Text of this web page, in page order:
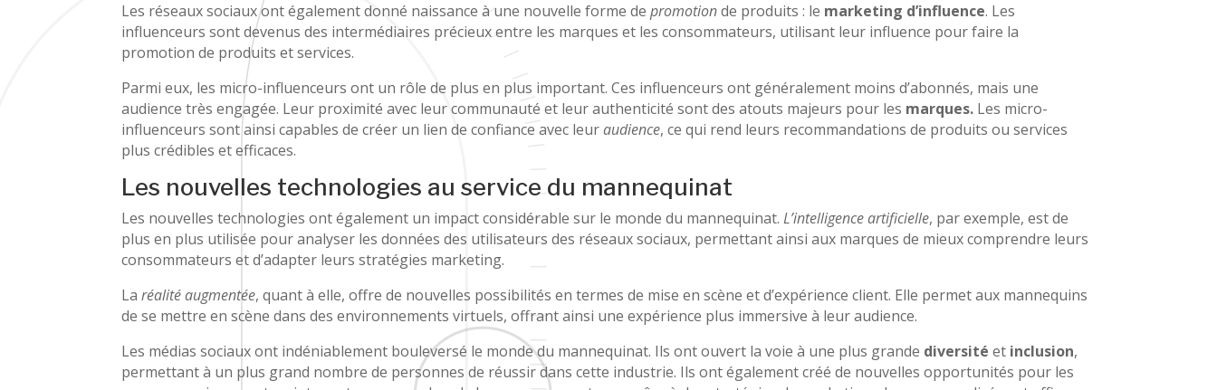
Les réseaux sociaux ont également donné naissance à une nouvelle forme depromotionde produits : le marketing d’influence. Les
influenceurs sont devenus des intermédiaires précieux entre les marques et les consommateurs, utilisant leur influence pour faire la
promotion de produits et services.
Parmi eux, les micro-influenceurs ont un rôle de plus en plus important. Ces influenceurs ont généralement moins d’abonnés, mais une
audience très engagée. Leur proximité avec leur communauté et leur authenticité sont des atouts majeurs pour les marques. Les micro-
influenceurs sont ainsi capables de créer un lien de confiance avec leuraudience, ce qui rend leurs recommandations de produits ou services
plus crédibles et efficaces.
Les nouvelles technologies au service du mannequinat
Les nouvelles technologies ont également un impact considérable sur le monde du mannequinat.L’intelligence artificielle, par exemple, est de
plus en plus utilisée pour analyser les données des utilisateurs des réseaux sociaux, permettant ainsi aux marques de mieux comprendre leurs
consommateurs et d’adapter leurs stratégies marketing.
Laréalité augmentée, quant à elle, offre de nouvelles possibilités en termes de mise en scène et d’expérience client. Elle permet aux mannequins
de se mettre en scène dans des environnements virtuels, offrant ainsi une expérience plus immersive à leur audience.
Les médias sociaux ont indéniablement bouleversé le monde du mannequinat. Ils ont ouvert la voie à une plus grande diversité et inclusion,
permettant à un plus grand nombre de personnes de réussir dans cette industrie. Ils ont également créé de nouvelles opportunités pour les